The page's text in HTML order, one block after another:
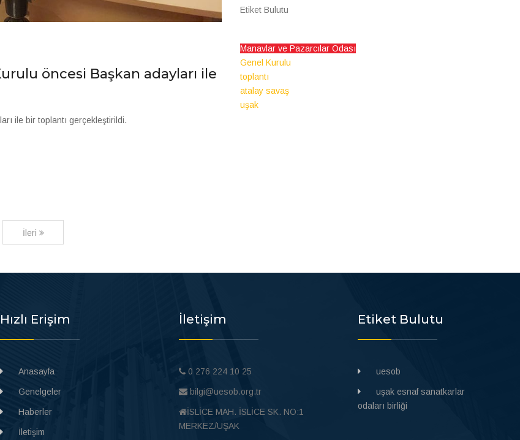
öncesi Başkan adayları ile
ile bir toplantı gerçekleştirildi.
İleri
Etiket Bulutu
Manavlar ve Pazarcılar Odası
Genel Kurulu
toplantı
atalay savaş
uşak
Hızlı Erişim
Anasayfa
Genelgeler
Haberler
İletişim
İletişim
0 276 224 10 25
bilgi@uesob.org.tr
İSLİCE MAH. İSLİCE SK. NO:1
MERKEZ/UŞAK
Etiket Bulutu
uesob
uşak esnaf sanatkarlar
odaları birliği